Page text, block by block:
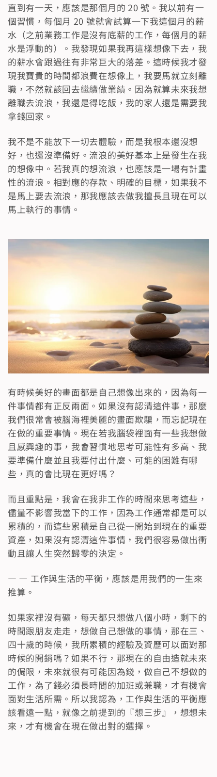
直到有一天，應該是那個月的 20 號。我以前有一
個習慣，每個月 20 號就會試算一下我這個月的薪
水（之前業務工作是沒有底薪的工作，每個月的薪
水是浮動的）。我發現如果我再這樣想像下去，我
的薪水會跟過往有非常巨大的落差。這時候我才發
現我寶貴的時間都浪費在想像上，我要馬就立刻離
職，不然就該回去繼續做業績。因為就算未來我想
離職去流浪，我還是得吃飯，我的家人還是需要我
拿錢回家。
我不是不能放下一切去體驗，而是我根本還沒想
好，也還沒準備好。流浪的美好基本上是發生在我
的想像中。若我真的想流浪，也應該是一場有計畫
性的流浪。相對應的存款、明確的目標，如果我不
是馬上要去流浪，那我應該去做我擅長且現在可以
馬上執行的事情。
有時候美好的畫面都是自己想像出來的，因為每一
件事情都有正反兩面。如果沒有認清這件事，那麼
我們很常會被腦海裡美麗的畫面欺騙，而忘記現在
在做的重要事情。現在若我腦袋裡面有一些我想做
且感興趣的事，我會習慣地思考可能性有多高、我
要準備什麼並且我要付出什麼、可能的困難有哪
些，真的會比現在更好嗎？
而且重點是，我會在我非工作的時間來思考這些，
儘量不影響我當下的工作，因為工作通常都是可以
累積的，而這些累積是自己從一開始到現在的重要
資產，如果沒有認清這件事情，我們很容易做出衝
動且讓人生突然歸零的決定。
— — 工作與生活的平衡，應該是用我們的一生來
推算。
如果家裡沒有礦，每天都只想做八個小時，剩下的
時間跟朋友走走，想做自己想做的事情，那在三、
四十歲的時候，我所累積的經驗及資歷可以面對那
時候的開銷嗎？如果不行，那現在的自由造就未來
的侷限，未來就很有可能因為錢，做自己不想做的
工作，為了錢必須長時間的加班或兼職，才有機會
面對生活所需。所以我認為，工作與生活的平衡應
該看遠一點，就像之前提到的『想三步』，想想未
來，才有機會在現在做出對的選擇。